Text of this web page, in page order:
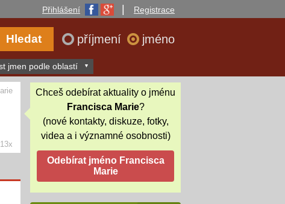
Přihlášení Registrace
příjmení jméno
jmen podle oblastí
Chceš odebírat aktuality o jménu
Francisca Marie?
(nové kontakty, diskuze, fotky,
videa a i významné osobnosti)